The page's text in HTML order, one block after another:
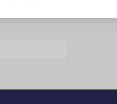
kan også